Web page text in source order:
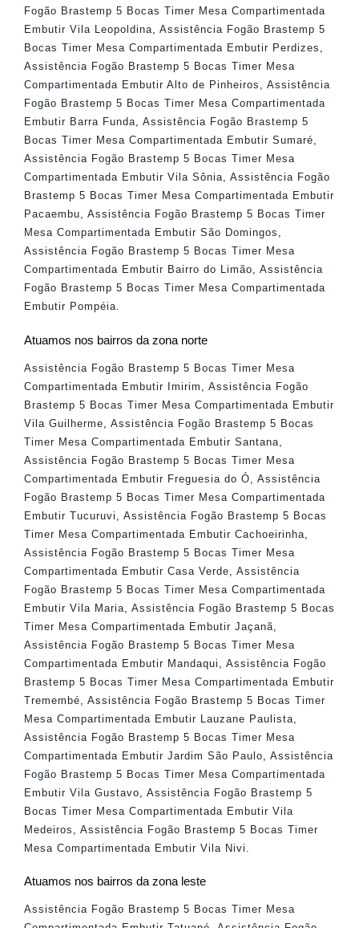
Fogão Brastemp 5 Bocas Timer Mesa Compartimentada
Embutir Vila Leopoldina, Assistência Fogão Brastemp 5
Bocas Timer Mesa Compartimentada Embutir Perdizes ,
Assistência Fogão Brastemp 5 Bocas Timer Mesa
Compartimentada Embutir Alto de Pinheiros , Assistência
Fogão Brastemp 5 Bocas Timer Mesa Compartimentada
Embutir Barra Funda, Assistência Fogão Brastemp 5
Bocas Timer Mesa Compartimentada Embutir Sumaré,
Assistência Fogão Brastemp 5 Bocas Timer Mesa
Compartimentada Embutir Vila Sônia, Assistência Fogão
Brastemp 5 Bocas Timer Mesa Compartimentada Embutir
Pacaembu, Assistência Fogão Brastemp 5 Bocas Timer
Mesa Compartimentada Embutir São Domingos ,
Assistência Fogão Brastemp 5 Bocas Timer Mesa
Compartimentada Embutir Bairro do Limão, Assistência
Fogão Brastemp 5 Bocas Timer Mesa Compartimentada
Embutir Pompéia.
Atuamos nos bairros da zona norte
Assistência Fogão Brastemp 5 Bocas Timer Mesa
Compartimentada Embutir Imirim
Assistência Fogão
Brastemp 5 Bocas Timer Mesa Compartimentada Embutir
Vila Guilherme
Assistência Fogão Brastemp 5 Bocas
Timer Mesa Compartimentada Embutir Santana
Assistência Fogão Brastemp 5 Bocas Timer Mesa
Compartimentada Embutir Freguesia do Ó
Assistência
Fogão Brastemp 5 Bocas Timer Mesa Compartimentada
Embutir Tucuruvi
Assistência Fogão Brastemp 5 Bocas
Timer Mesa Compartimentada Embutir Cachoeirinha
Assistência Fogão Brastemp 5 Bocas Timer Mesa
Compartimentada Embutir Casa Verde
Assistência
Fogão Brastemp 5 Bocas Timer Mesa Compartimentada
Embutir Vila Maria
Assistência Fogão Brastemp 5 Bocas
Timer Mesa Compartimentada Embutir Jaçanã
Assistência Fogão Brastemp 5 Bocas Timer Mesa
Compartimentada Embutir Mandaqui
Assistência Fogão
Brastemp 5 Bocas Timer Mesa Compartimentada Embutir
Tremembé
Assistência Fogão Brastemp 5 Bocas Timer
Mesa Compartimentada Embutir Lauzane Paulista
Assistência Fogão Brastemp 5 Bocas Timer Mesa
Compartimentada Embutir Jardim São Paulo
Assistência
Fogão Brastemp 5 Bocas Timer Mesa Compartimentada
Embutir Vila Gustavo
Assistência Fogão Brastemp 5
Bocas Timer Mesa Compartimentada Embutir Vila
Medeiros
Assistência Fogão Brastemp 5 Bocas Timer
Mesa Compartimentada Embutir Vila Nivi
Atuamos nos bairros da zona leste
Assistência Fogão Brastemp 5 Bocas Timer Mesa